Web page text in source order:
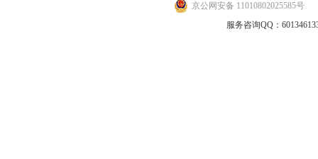
京公网安备 11010802025585号
服务咨询QQ：